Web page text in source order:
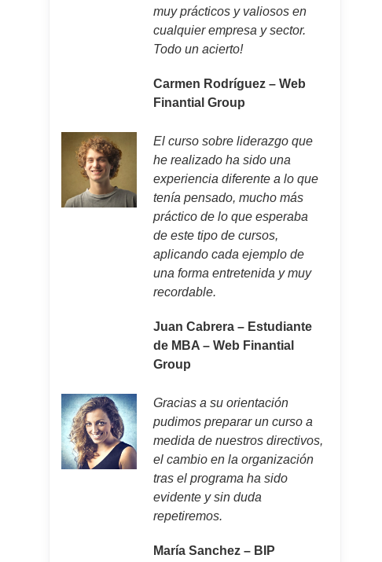
muy prácticos y valiosos en
cualquier empresa y sector.
Todo un acierto!
Carmen Rodríguez – Web
Finantial Group
El curso sobre liderazgo que
he realizado ha sido una
experiencia diferente a lo que
tenía pensado, mucho más
práctico de lo que esperaba
de este tipo de cursos,
aplicando cada ejemplo de
una forma entretenida y muy
recordable.
Juan Cabrera – Estudiante
de MBA – Web Finantial
Group
Gracias a su orientación
pudimos preparar un curso a
medida de nuestros directivos,
el cambio en la organización
tras el programa ha sido
evidente y sin duda
repetiremos.
María Sanchez – BIP